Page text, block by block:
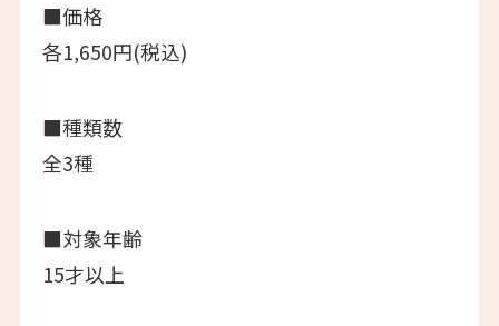
■価格
各1,650円(税込)
■種類数
全3種
■対象年齢
15才以上